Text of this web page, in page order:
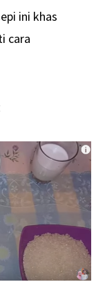
ini khas
cara